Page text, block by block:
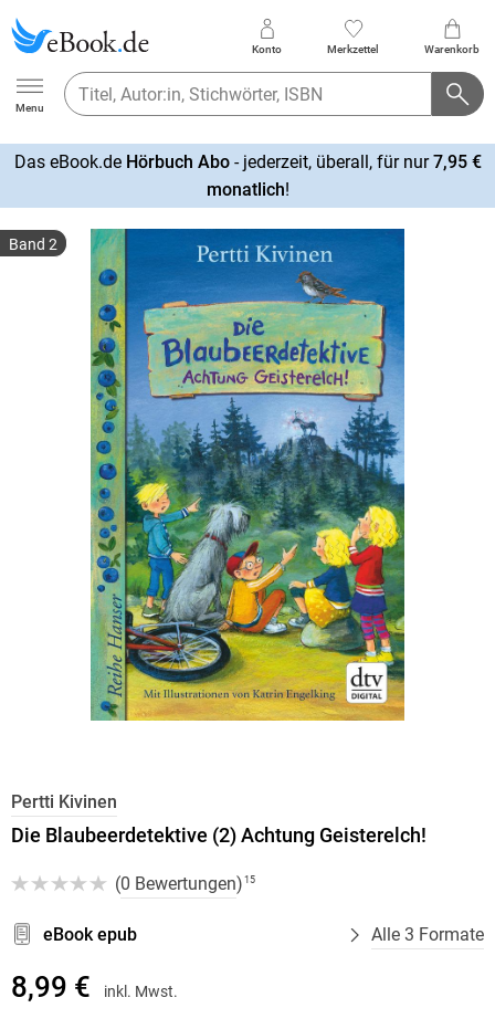
Ebook.de
Menu
Konto Merkzettel Warenkorb
Das eBook.de Hörbuch Abo- jederzeit, überall, für nur7,95 €
monatlich!
Band 2
Pertti Kivinen
Die Blaubeerdetektive (2) Achtung Geisterelch!
(0 Bewertungen) 15
eBook epub Alle 3 Formate
8,99 € inkl. Mwst.